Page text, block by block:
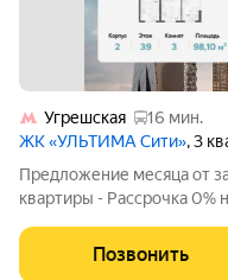
Угрешская
16 мин.
ЖК «УЛЬТИМА Сити», 3
Предложение месяца от
квартиры - Рассрочка 0%
7% на 7 лет - Семейная
Ипотека для всех на весь
Позвонить